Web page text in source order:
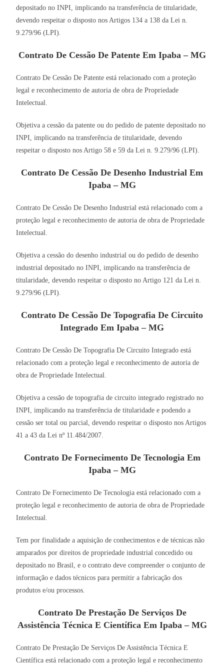
depositado no INPI, implicando na transferência de titularidade,
devendo respeitar o disposto nos Artigos 134 a 138 da Lei n.
9.279/96 (LPI).
Contrato De Cessão De Patente Em Ipaba – MG
Contrato De Cessão De Patente está relacionado com a proteção
legal e reconhecimento de autoria de obra de Propriedade
Intelectual.
Objetiva a cessão da patente ou do pedido de patente depositado no
INPI, implicando na transferência de titularidade, devendo
respeitar o disposto nos Artigo 58 e 59 da Lei n. 9.279/96 (LPI).
Contrato De Cessão De Desenho Industrial Em
Ipaba – MG
Contrato De Cessão De Desenho Industrial está relacionado com a
proteção legal e reconhecimento de autoria de obra de Propriedade
Intelectual.
Objetiva a cessão do desenho industrial ou do pedido de desenho
industrial depositado no INPI, implicando na transferência de
titularidade, devendo respeitar o disposto no Artigo 121 da Lei n.
9.279/96 (LPI).
Contrato De Cessão De Topografia De Circuito
Integrado Em Ipaba – MG
Contrato De Cessão De Topografia De Circuito Integrado está
relacionado com a proteção legal e reconhecimento de autoria de
obra de Propriedade Intelectual.
Objetiva a cessão de topografia de circuito integrado registrado no
INPI, implicando na transferência de titularidade e podendo a
cessão ser total ou parcial, devendo respeitar o disposto nos Artigos
41 a 43 da Lei nº 11.484/2007.
Contrato De Fornecimento De Tecnologia Em
Ipaba – MG
Contrato De Fornecimento De Tecnologia está relacionado com a
proteção legal e reconhecimento de autoria de obra de Propriedade
Intelectual.
Tem por finalidade a aquisição de conhecimentos e de técnicas não
amparados por direitos de propriedade industrial concedido ou
depositado no Brasil, e o contrato deve compreender o conjunto de
informação e dados técnicos para permitir a fabricação dos
produtos e/ou processos.
Contrato De Prestação De Serviços De
Assistência Técnica E Científica Em Ipaba – MG
Contrato De Prestação De Serviços De Assistência Técnica E
Científica está relacionado com a proteção legal e reconhecimento